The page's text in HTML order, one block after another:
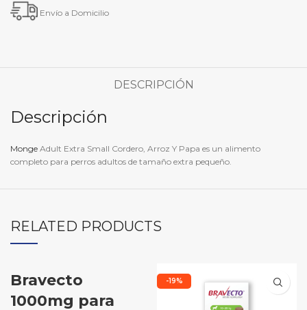
Envío a Domicilio
DESCRIPCIÓN
Descripción
Monge Adult Extra Small Cordero, Arroz Y Papa es un alimento
completo para perros adultos de tamaño extra pequeño.
RELATED PRODUCTS
-21%
Bravecto
1000mg para
-19%